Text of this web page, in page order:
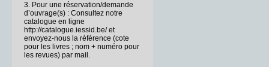
3. Pour une réservation/demande
d’ouvrage(s) : Consultez notre
catalogue en ligne
http://catalogue.iessid.be/ et
envoyez-nous la référence (cote
pour les livres ; nom + numéro pour
les revues) par mail.